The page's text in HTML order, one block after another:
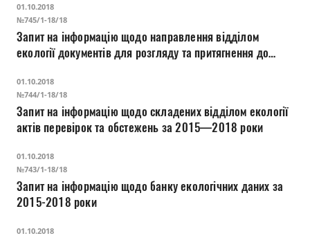
Міська влада
Бюджет
Прозорість влади
01.10.2018
№745/1-18/18
Запит на інформацію щодо направлення відділом
екології документів для розгляду та притягнення до
01.10.2018
№744/1-18/18
Запит на інформацію щодо складених відділом екології
актів перевірок та обстежень за 2015—2018 роки
01.10.2018
№743/1-18/18
Запит на інформацію щодо банку екологічних даних за
2015-2018 роки
01.10.2018